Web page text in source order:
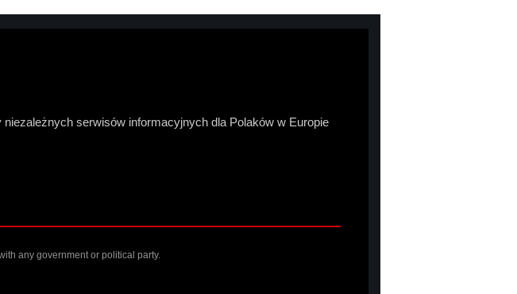
serwisów informacyjnych dla Polaków w Europie
any government or political party.